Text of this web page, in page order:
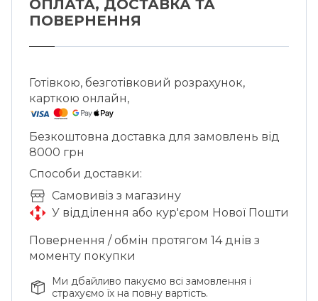
ОПЛАТА, ДОСТАВКА ТА
ПОВЕРНЕННЯ
Готівкою, безготівковий розрахунок,
карткою онлайн,
Безкоштовна доставка для замовлень від
8000 грн
Способи доставки:
Cамовивіз з магазину
У відділення або кур'єром Нової Пошти
Повернення / обмін протягом 14 днів з
моменту покупки
Ми дбайливо пакуємо всі замовлення і
страхуємо їх на повну вартість.